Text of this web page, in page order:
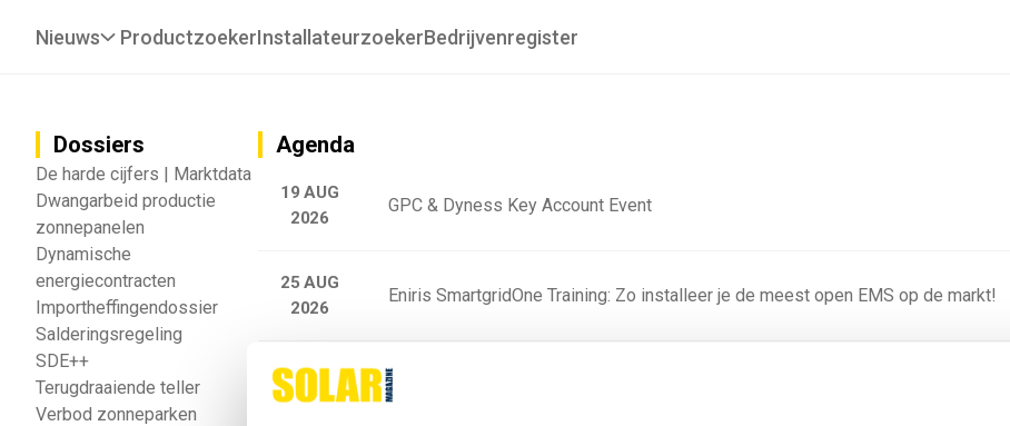
Nieuws ProductzoekerInstallateurzoekerBedrijvenregister
Dossiers
De harde cijfers | Marktdata
Dwangarbeid productie
zonnepanelen
Dynamische
energiecontracten
Importheffingendossier
Salderingsregeling
SDE++
Terugdraaiende teller
Verbod zonneparken
Agenda
19 AUG
2026
GPC & Dyness Key Account Event
25 AUG
2026
Eniris SmartgridOne Training: Zo installeer je de meest open EMS op de markt!
25 AUG
2026
Sigenergy Training - Residentieel